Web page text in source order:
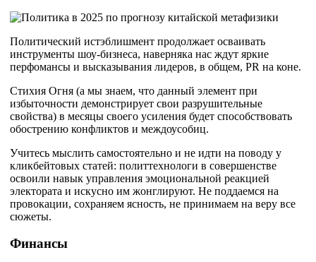
Политический истэблишмент продолжает осваивать
инструменты шоу-бизнеса, наверняка нас ждут яркие
перфомансы и высказывания лидеров, в общем, PR на коне.
Стихия Огня (а мы знаем, что данный элемент при
избыточности демонстрирует свои разрушительные
свойства) в месяцы своего усиления будет способствовать
обострению конфликтов и междоусобиц.
Учитесь мыслить самостоятельно и не идти на поводу у
кликбейтовых статей: политтехнологи в совершенстве
освоили навык управления эмоциональной реакцией
электората и искусно им жонглируют. Не поддаемся на
провокации, сохраняем ясность, не принимаем на веру все
сюжеты.
Финансы